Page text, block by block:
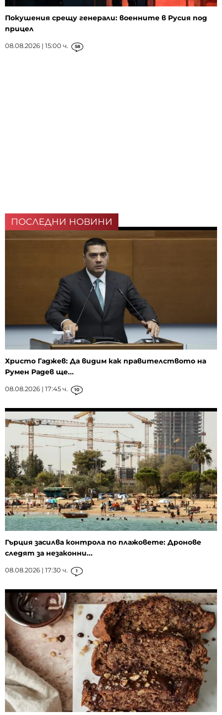
Покушения срещу генерали: военните в Русия под
прицел
08.08.2026 | 15:00 ч. 58
ПОСЛЕДНИ НОВИНИ
Христо Гаджев: Да видим как правителството на
Румен Радев ще...
08.08.2026 | 17:45 ч. 10
Гърция засилва контрола по плажовете: Дронове
следят за незаконни...
08.08.2026 | 17:30 ч. 1